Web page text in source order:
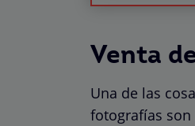
Venta
Una de las
fotografías son